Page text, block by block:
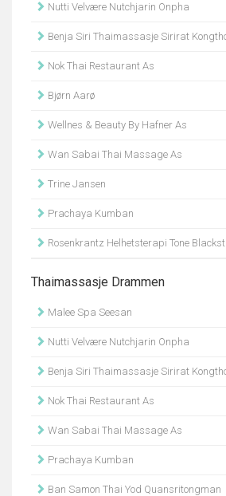
Nutti Velvære Nutchjarin Onpha
Benja Siri Thaimassasje Sirirat
Nok Thai Restaurant As
Bjørn Aarø
Wellnes & Beauty By Hafner As
Wan Sabai Thai Massage As
Trine Jansen
Prachaya Kumban
Rosenkrantz Helhetsterapi Tone
Thaimassasje Drammen
Malee Spa Seesan
Nutti Velvære Nutchjarin Onpha
Benja Siri Thaimassasje Sirirat
Nok Thai Restaurant As
Wan Sabai Thai Massage As
Prachaya Kumban
Ban Samon Thai Yod Quansritongman